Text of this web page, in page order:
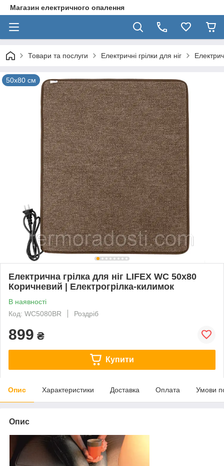
Магазин електричного опалення
Товари та послуги Електричні грілки для ніг
50х80 см
Електрична грілка для ніг LIFEX WC 50х80
Коричневий | Електрогрілка-килимок
В наявності
Код: WC5080BR
Роздріб
899 ₴
Купити
Опис Характеристики Доставка Оплата Умови
Опис